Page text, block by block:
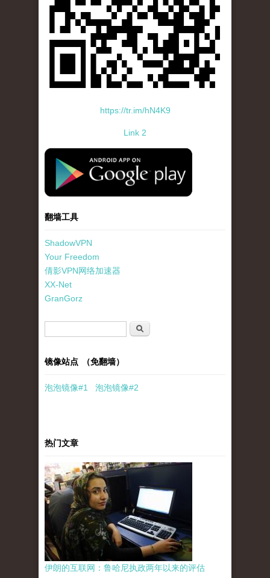
https://tr.im/hN4K9
Link 2
standard-icon-googleplay-app-store.png
翻墙工具
ShadowVPN
Your Freedom
倩影VPN网络加速器
XX-Net
GranGorz
搜索
镜像站点 （免翻墙）
泡泡镜像#1 泡泡镜像#2
热门文章
伊朗的互联网：鲁哈尼执政两年以来的评估